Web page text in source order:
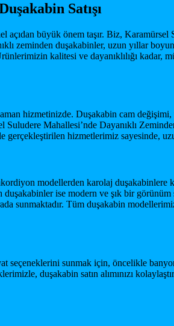
Satışı
büyük önem taşır. Biz, Karamürsel
zeminden duşakabinler, uzun yıllar
kalitesi ve dayanıklılığı kadar,
hizmetinizde. Duşakabin cam
Mahallesi’nde Dayanıklı
hizmetlerimiz sayesinde,
modellerden karolaj duşakabinlere
ise modern ve şık bir görünüm
sunmaktadır. Tüm duşakabin
sunmak için, öncelikle
duşakabin satın alımınızı